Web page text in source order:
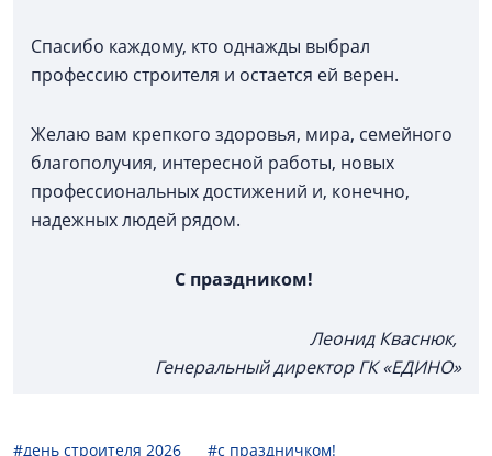
Спасибо каждому, кто однажды выбрал
профессию строителя и остается ей верен.
Желаю вам крепкого здоровья, мира, семейного
благополучия, интересной работы, новых
профессиональных достижений и, конечно,
надежных людей рядом.
С праздником!
Леонид Кваснюк,
Генеральный директор ГК «ЕДИНО»
#день строителя 2026 #с праздничком!